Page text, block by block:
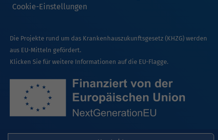
Cookie-Einstellungen
Die Projekte rund um das Krankenhauszukunftsgesetz (KHZG) werden
aus EU-Mitteln gefördert.
Klicken Sie für weitere Informationen auf die EU-Flagge.